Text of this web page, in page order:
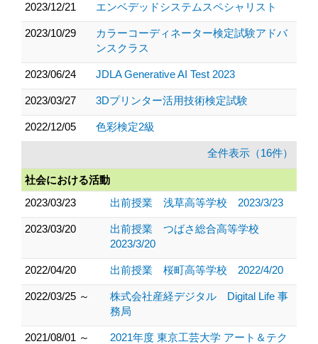
2023/12/21
エンベデッドシステムスペシャリスト
2023/10/29
カラーコーディネーター検定試験アドバ
ンスクラス
2023/06/24 JDLA Generative AI Test 2023
2023/03/27 3Dプリンター活用技術検定試験
2022/12/05 色彩検定2級
全件表示（16件）
社会における活動
2023/03/23
出前授業 浅草高等学校 2023/3/23
2023/03/20
出前授業 つばさ総合高等学校
2023/3/20
2022/04/20 出前授業 桜町高等学校 2022/4/20
2022/03/25 ～
株式会社産経デジタル Digital Life 事
務局
2021/08/01 ～
2021年度 東京工芸大学 アート＆テク